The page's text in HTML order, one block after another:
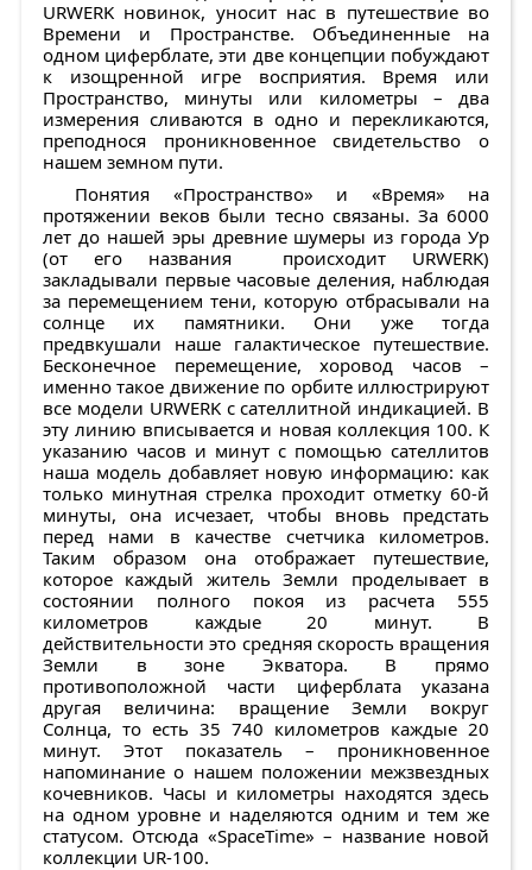
URWERK новинок, уносит нас в путешествие во
Времени и Пространстве. Объединенные на
одном циферблате, эти две концепции побуждают
к изощренной игре восприятия. Время или
Пространство, минуты или километры – два
измерения сливаются в одно и перекликаются,
преподнося проникновенное свидетельство о
нашем земном пути.
Понятия «Пространство» и «Время» на
протяжении веков были тесно связаны. За 6000
лет до нашей эры древние шумеры из города Ур
(от его названия происходит URWERK)
закладывали первые часовые деления, наблюдая
за перемещением тени, которую отбрасывали на
солнце их памятники. Они уже тогда
предвкушали наше галактическое путешествие.
Бесконечное перемещение, хоровод часов –
именно такое движение по орбите иллюстрируют
все модели URWERK с сателлитной индикацией. В
эту линию вписывается и новая коллекция 100. К
указанию часов и минут с помощью сателлитов
наша модель добавляет новую информацию: как
только минутная стрелка проходит отметку 60-й
минуты, она исчезает, чтобы вновь предстать
перед нами в качестве счетчика километров.
Таким образом она отображает путешествие,
которое каждый житель Земли проделывает в
состоянии полного покоя из расчета 555
километров каждые 20 минут. В
действительности это средняя скорость вращения
Земли в зоне Экватора. В прямо
противоположной части циферблата указана
другая величина: вращение Земли вокруг
Солнца, то есть 35 740 километров каждые 20
минут. Этот показатель – проникновенное
напоминание о нашем положении межзвездных
кочевников. Часы и километры находятся здесь
на одном уровне и наделяются одним и тем же
статусом. Отсюда «SpaceTime» – название новой
коллекции UR-100.